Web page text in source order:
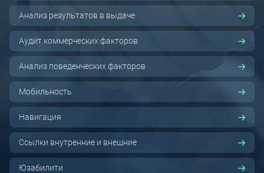
Анализ результатов в выдаче
Аудит коммерческих факторов
Анализ поведенческих факторов
Мобильность
Навигация
Ссылки внутренние и внешние
Юзабилити